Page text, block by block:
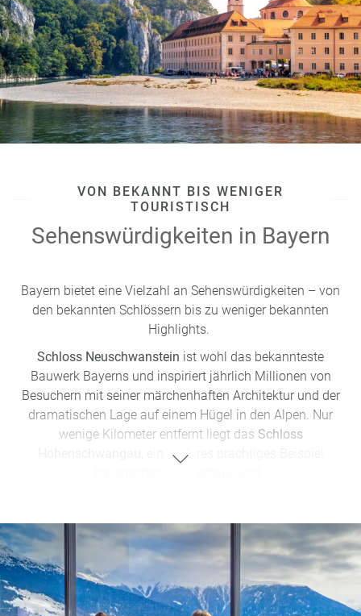
VON BEKANNT BIS WENIGER
TOURISTISCH
Sehenswürdigkeiten in Bayern
Bayern bietet eine Vielzahl an Sehenswürdigkeiten – von
den bekannten Schlössern bis zu weniger bekannten
Highlights.
Schloss Neuschwanstein ist wohl das bekannteste
Bauwerk Bayerns und inspiriert jährlich Millionen von
Besuchern mit seiner märchenhaften Architektur und der
dramatischen Lage auf einem Hügel in den Alpen. Nur
wenige Kilometer entfernt liegt das Schloss
ein weiteres prächtiges Beispiel
durch den Marienplatz und das berühmte Oktoberfest,
sondern auch durch die Frauenkirche und das Deutsche
Museum, das größte Museum für Technik und
Naturwissenschaften der Welt.
Neben diesen bekannten Attraktionen gibt es in Bayern